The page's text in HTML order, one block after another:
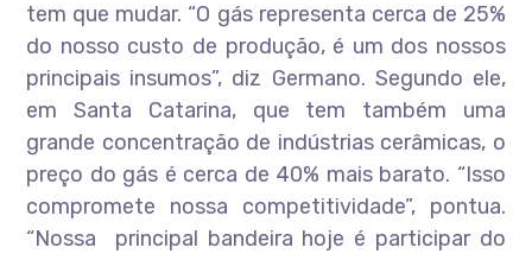
tem que mudar. “O gás representa cerca de 25%
do nosso custo de produção, é um dos nossos
principais insumos”, diz Germano. Segundo ele,
em Santa Catarina, que tem também uma
grande concentração de indústrias cerâmicas, o
preço do gás é cerca de 40% mais barato. “Isso
compromete nossa competitividade”, pontua.
“Nossa principal bandeira hoje é participar do